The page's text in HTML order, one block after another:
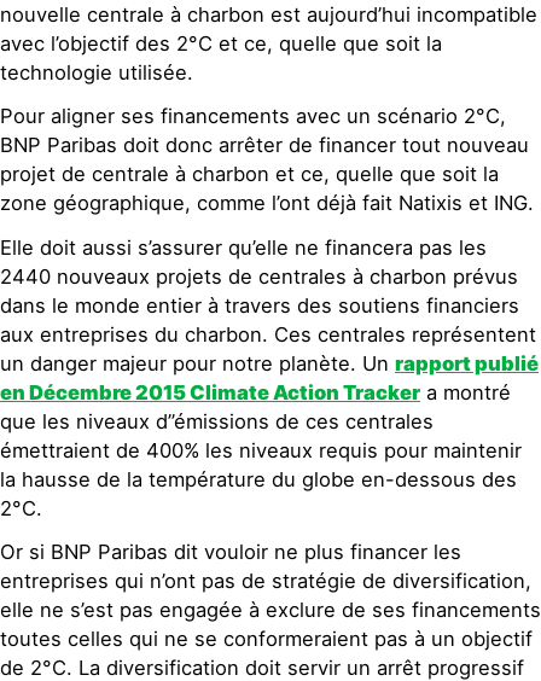
nouvelle centrale à charbon est aujourd’hui incompatible
avec l’objectif des 2°C et ce, quelle que soit la
technologie utilisée.
Pour aligner ses financements avec un scénario 2°C,
BNP Paribas doit donc arrêter de financer tout nouveau
projet de centrale à charbon et ce, quelle que soit la
zone géographique, comme l’ont déjà fait Natixis et ING.
Elle doit aussi s’assurer qu’elle ne financera pas les
2440 nouveaux projets de centrales à charbon prévus
dans le monde entier à travers des soutiens financiers
aux entreprises du charbon. Ces centrales représentent
un danger majeur pour notre planète. Un rapport publié
en Décembre 2015 Climate Action Tracker a montré
que les niveaux d”émissions de ces centrales
émettraient de 400% les niveaux requis pour maintenir
la hausse de la température du globe en-dessous des
2°C.
Or si BNP Paribas dit vouloir ne plus financer les
entreprises qui n’ont pas de stratégie de diversification,
elle ne s’est pas engagée à exclure de ses financements
toutes celles qui ne se conformeraient pas à un objectif
de 2°C. La diversification doit servir un arrêt progressif